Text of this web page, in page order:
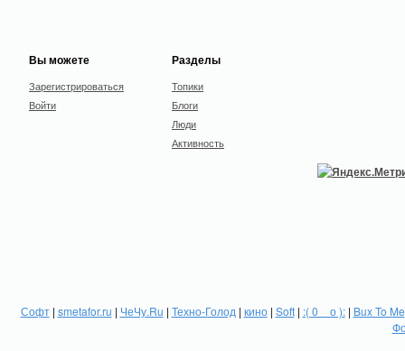
Вы можете
Зарегистрироваться
Войти
Разделы
Топики
Блоги
Люди
Активность
Софт| smetafor.ru | ЧеЧу.Ru | Техно-Голод | кино| Soft| :( 0 _ о ):| Bux To Me